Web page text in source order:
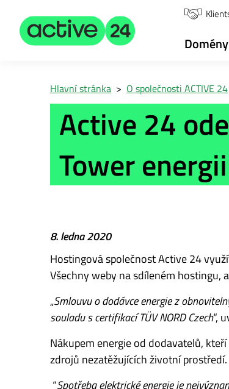
Domény
Hlavní stránka > O společnosti ACTIVE 24
Active 24
Tower
8. ledna 2020
Hostingová společnost Active 24
Všechny weby na sdíleném hostingu,
„Smlouvu o dodávce energie z
souladu s certifikací TÜV NORD Czech“,
Nákupem energie od dodavatelů,
zdrojů nezatěžujících životní prostředí.
“Spotřeba elektrické energie je